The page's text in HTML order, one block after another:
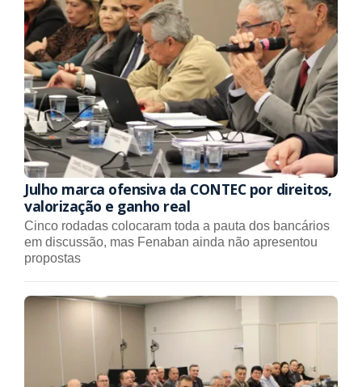
Julho marca ofensiva da CONTEC por direitos,
valorização e ganho real
Cinco rodadas colocaram toda a pauta dos bancários
em discussão, mas Fenaban ainda não apresentou
propostas